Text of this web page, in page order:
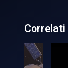
Correlati